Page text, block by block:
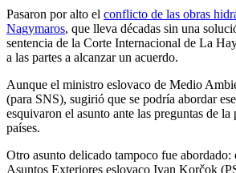
Pasaron por alto el conflicto de las obras
Nagymaros, que lleva décadas sin una
sentencia de la Corte Internacional de La
a las partes a alcanzar un acuerdo.
Aunque el ministro eslovaco de Medio
(para SNS), sugirió que se podría abordar
esquivaron el asunto ante las preguntas de la
países.
Otro asunto delicado tampoco fue abordado:
Asuntos Exteriores eslovaco Ivan Korčok